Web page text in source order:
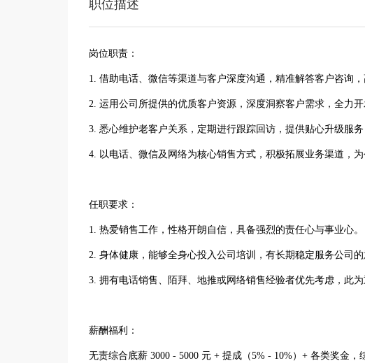
职位描述
岗位职责：
1. 借助电话、微信等渠道与客户深度沟通，精准解答客户咨询，
2. 运用公司所提供的优质客户资源，深度洞察客户需求，全力
3. 悉心维护老客户关系，定期进行跟踪回访，提供贴心升级服务
4. 以电话、微信及网络为核心销售方式，积极拓展业务渠道，为
任职要求：
1. 热爱销售工作，性格开朗自信，具备强烈的责任心与事业心。
2. 身体健康，能够全身心投入公司培训，有长期稳定服务公司的
3. 拥有电话销售、陌拜、地推或网络销售经验者优先考虑，此为
薪酬福利：
无责综合底薪 3000 - 5000 元 + 提成（5% - 10%）+ 各类奖金